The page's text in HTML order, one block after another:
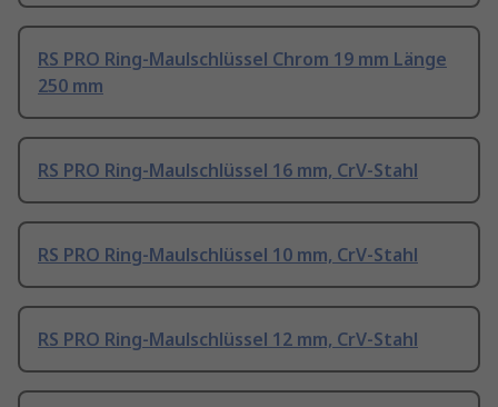
RS PRO Ring-Maulschlüssel Chrom 19 mm Länge
250 mm
RS PRO Ring-Maulschlüssel 16 mm, CrV-Stahl
RS PRO Ring-Maulschlüssel 10 mm, CrV-Stahl
RS PRO Ring-Maulschlüssel 12 mm, CrV-Stahl